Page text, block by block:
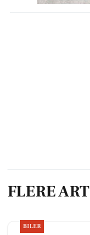
FLERE
BILER